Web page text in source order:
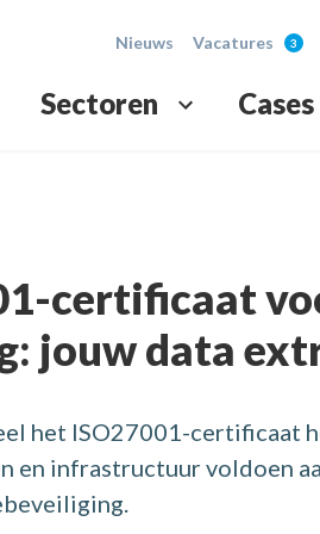
Nieuws Vacatures
Sectoren
jouw payroll.
Cases
certificaat
jouw data
het ISO27001-certificaat
en infrastructuur voldoen